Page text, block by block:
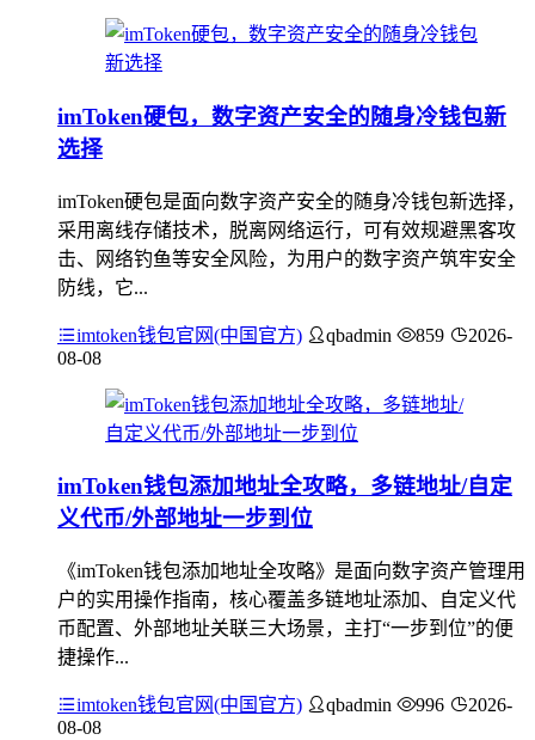
imToken硬包，数字资产安全的随身冷钱包新
选择
imToken硬包是面向数字资产安全的随身冷钱包新选择，
采用离线存储技术，脱离网络运行，可有效规避黑客攻
击、网络钓鱼等安全风险，为用户的数字资产筑牢安全
防线，它...
imtoken钱包官网(中国官方) qbadmin 859
2026-
08-08
imToken钱包添加地址全攻略，多链地址/自定
义代币/外部地址一步到位
《imToken钱包添加地址全攻略》是面向数字资产管理用
户的实用操作指南，核心覆盖多链地址添加、自定义代
币配置、外部地址关联三大场景，主打“一步到位”的便
捷操作...
imtoken钱包官网(中国官方) qbadmin 996
2026-
08-08